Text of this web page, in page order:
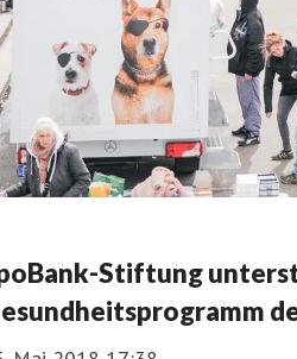
Stiftung